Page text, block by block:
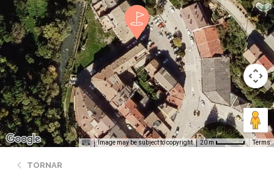
Image may be subject to copyright 20 m Terms
TORNAR